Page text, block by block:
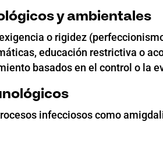
y ambientales
o rigidez
educación restrictiva o
basados en el control o la
infecciosos como